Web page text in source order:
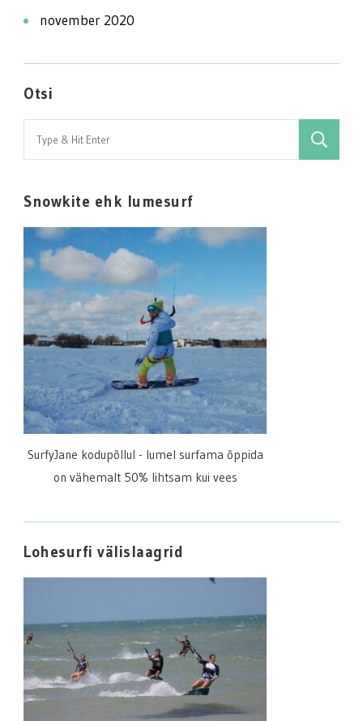
november 2020
Otsi
for:
Snowkite ehk lumesurf
SurfyJane kodupõllul - lumel surfama õppida
on vähemalt 50% lihtsam kui vees
Lohesurfi välislaagrid